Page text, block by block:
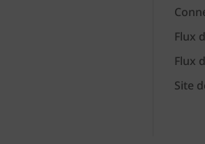
Flux
Flux
Site